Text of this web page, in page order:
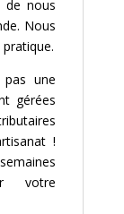
de nous
Nous
une
gérées
!
votre